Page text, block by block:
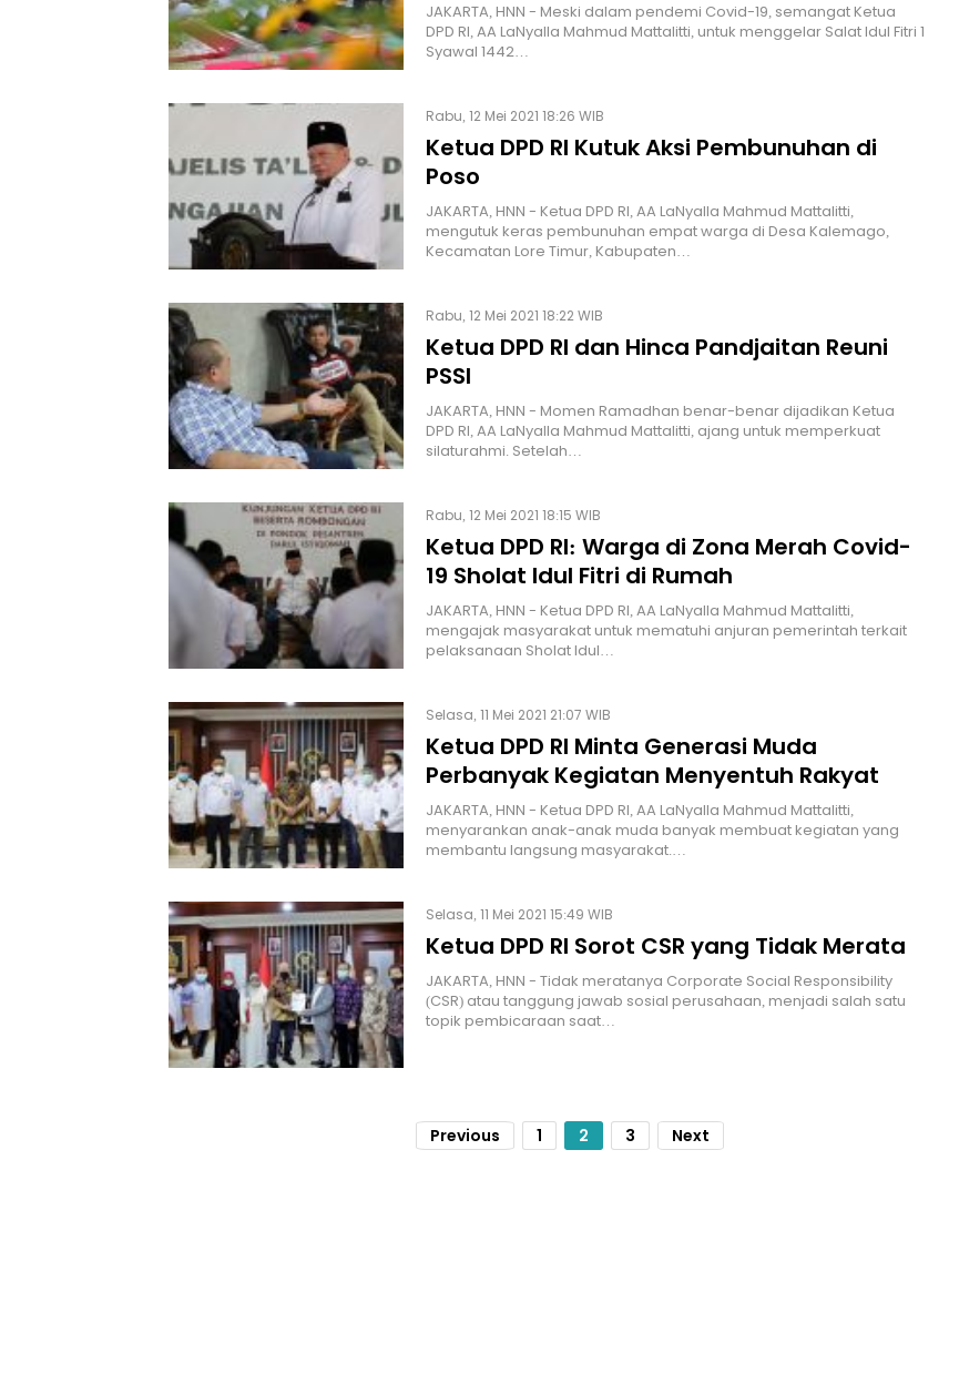
JAKARTA, HNN - Meski dalam pendemi Covid-19, semangat Ketua
DPD RI, AA LaNyalla Mahmud Mattalitti, untuk menggelar Salat Idul Fitri 1
Syawal 1442…
Rabu, 12 Mei 2021 18:26 WIB
Ketua DPD RI Kutuk Aksi Pembunuhan di
Poso
JAKARTA, HNN - Ketua DPD RI, AA LaNyalla Mahmud Mattalitti,
mengutuk keras pembunuhan empat warga di Desa Kalemago,
Kecamatan Lore Timur, Kabupaten…
Rabu, 12 Mei 2021 18:22 WIB
Ketua DPD RI dan Hinca Pandjaitan Reuni
PSSI
JAKARTA, HNN - Momen Ramadhan benar-benar dijadikan Ketua
DPD RI, AA LaNyalla Mahmud Mattalitti, ajang untuk memperkuat
silaturahmi. Setelah…
Rabu, 12 Mei 2021 18:15 WIB
Ketua DPD RI: Warga di Zona Merah Covid-
19 Sholat Idul Fitri di Rumah
JAKARTA, HNN - Ketua DPD RI, AA LaNyalla Mahmud Mattalitti,
mengajak masyarakat untuk mematuhi anjuran pemerintah terkait
pelaksanaan Sholat Idul…
Selasa, 11 Mei 2021 21:07 WIB
Ketua DPD RI Minta Generasi Muda
Perbanyak Kegiatan Menyentuh Rakyat
JAKARTA, HNN - Ketua DPD RI, AA LaNyalla Mahmud Mattalitti,
menyarankan anak-anak muda banyak membuat kegiatan yang
membantu langsung masyarakat.…
Selasa, 11 Mei 2021 15:49 WIB
Ketua DPD RI Sorot CSR yang Tidak Merata
JAKARTA, HNN - Tidak meratanya Corporate Social Responsibility
(CSR) atau tanggung jawab sosial perusahaan, menjadi salah satu
topik pembicaraan saat…
Previous 1 2 3 Next